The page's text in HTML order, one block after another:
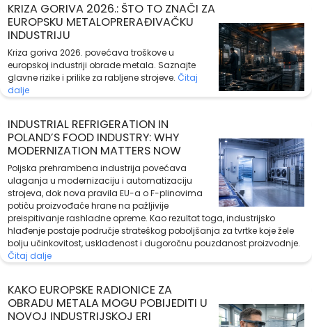
KRIZA GORIVA 2026.: ŠTO TO ZNAČI ZA
EUROPSKU METALOPRERAĐIVAČKU
INDUSTRIJU
Kriza goriva 2026. povećava troškove u
europskoj industriji obrade metala. Saznajte
glavne rizike i prilike za rabljene strojeve. Čitaj
dalje
INDUSTRIAL REFRIGERATION IN
POLAND’S FOOD INDUSTRY: WHY
MODERNIZATION MATTERS NOW
Poljska prehrambena industrija povećava
ulaganja u modernizaciju i automatizaciju
strojeva, dok nova pravila EU-a o F-plinovima
potiču proizvođače hrane na pažljivije
preispitivanje rashladne opreme. Kao rezultat toga, industrijsko
hlađenje postaje područje strateškog poboljšanja za tvrtke koje žele
bolju učinkovitost, usklađenost i dugoročnu pouzdanost proizvodnje.
Čitaj dalje
KAKO EUROPSKE RADIONICE ZA
OBRADU METALA MOGU POBIJEDITI U
NOVOJ INDUSTRIJSKOJ ERI